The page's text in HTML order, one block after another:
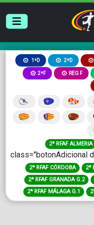
1ªD 2ªD
2ªF REG F
2ª RFAF ALMERIA
class="botonAdicional
2ª RFAF CÓRDOBA 2ª
2ª RFAF GRANADA G.2
2ª RFAF MÁLAGA G.1